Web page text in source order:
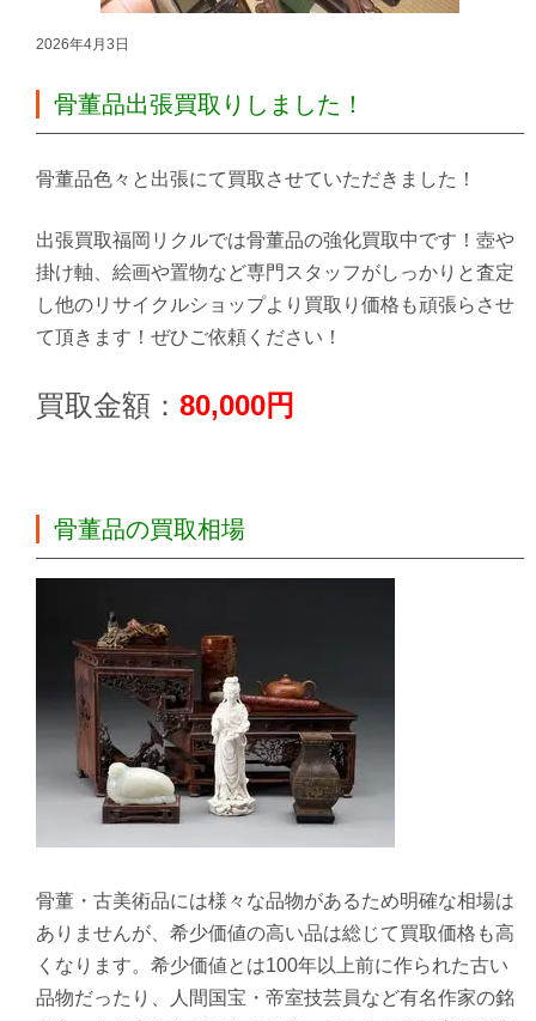
2026年4月3日
骨董品出張買取りしました！
骨董品色々と出張にて買取させていただきました！
出張買取福岡リクルでは骨董品の強化買取中です！壺や
掛け軸、絵画や置物など専門スタッフがしっかりと査定
し他のリサイクルショップより買取り価格も頑張らさせ
て頂きます！ぜひご依頼ください！
買取金額： 80,000円
骨董品の買取相場
骨董・古美術品には様々な品物があるため明確な相場は
ありませんが、 希少価値の高い品は総じて買取価格も高
く なります。希少価値とは100年以上前に作られた古い
品物だったり、人間国宝・帝室技芸員など有名作家の銘